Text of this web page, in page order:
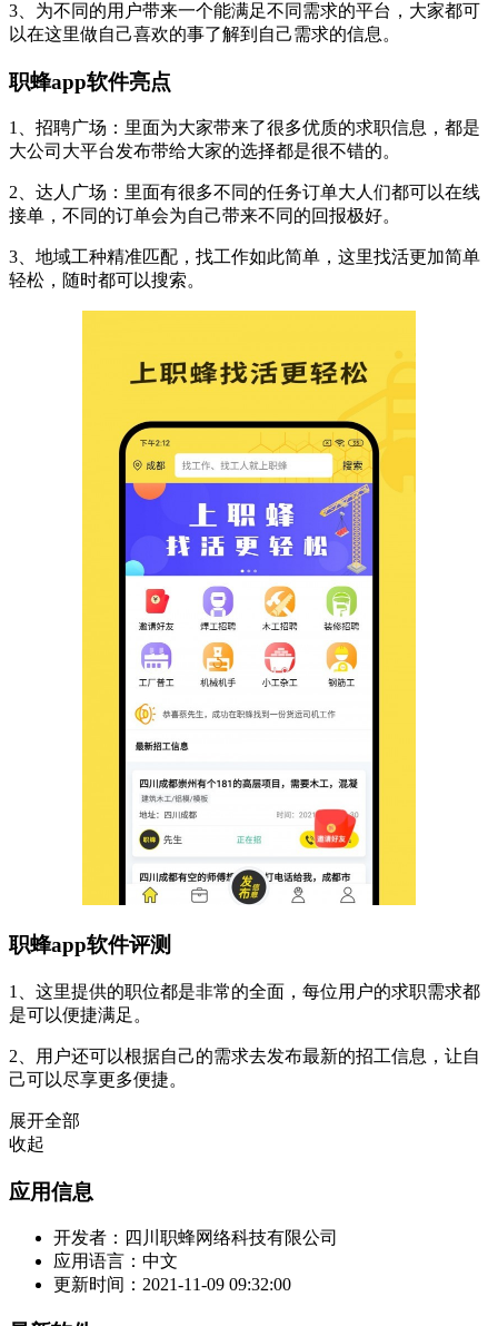
3、为不同的用户带来一个能满足不同需求的平台，大家都可
以在这里做自己喜欢的事了解到自己需求的信息。
职蜂app软件亮点
1、招聘广场：里面为大家带来了很多优质的求职信息，都是
大公司大平台发布带给大家的选择都是很不错的。
2、达人广场：里面有很多不同的任务订单大人们都可以在线
接单，不同的订单会为自己带来不同的回报极好。
3、地域工种精准匹配，找工作如此简单，这里找活更加简单
轻松，随时都可以搜索。
职蜂app软件评测
1、这里提供的职位都是非常的全面，每位用户的求职需求都
是可以便捷满足。
2、用户还可以根据自己的需求去发布最新的招工信息，让自
己可以尽享更多便捷。
展开全部
收起
应用信息
开发者： 四川职蜂网络科技有限公司
应用语言： 中文
更新时间： 2021-11-09 09:32:00